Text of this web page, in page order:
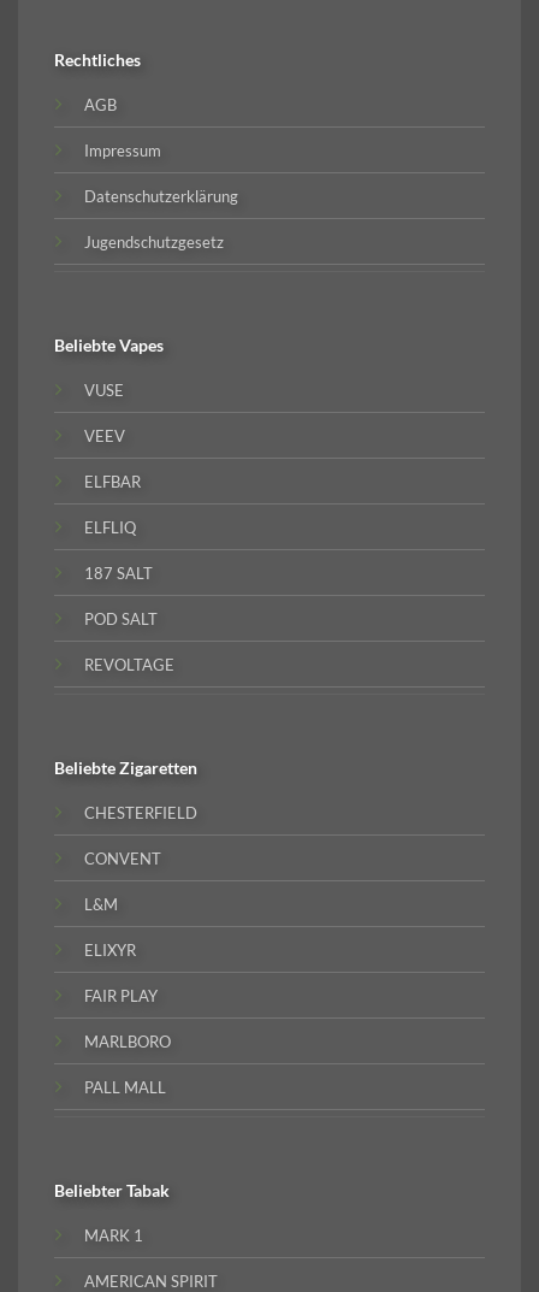
Rechtliches
AGB
Impressum
Datenschutzerklärung
Jugendschutzgesetz
BeliebteVapes
VUSE
VEEV
ELFBAR
ELFLIQ
187 SALT
POD SALT
REVOLTAGE
BeliebteZigaretten
CHESTERFIELD
CONVENT
L&M
ELIXYR
FAIR PLAY
MARLBORO
PALL MALL
BeliebterTabak
MARK 1
AMERICAN SPIRIT